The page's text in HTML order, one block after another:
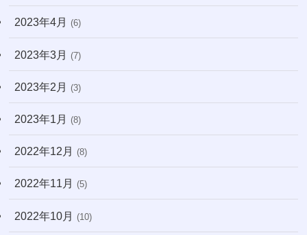
2023年4月 (6)
2023年3月 (7)
2023年2月 (3)
2023年1月 (8)
2022年12月 (8)
2022年11月 (5)
2022年10月 (10)